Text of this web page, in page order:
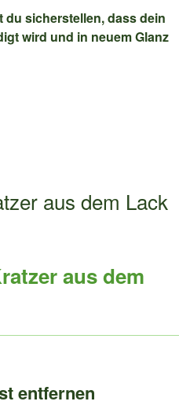
sicherstellen, dass dein
wird und in neuem Glanz
aus dem Lack
aus dem
entfernen